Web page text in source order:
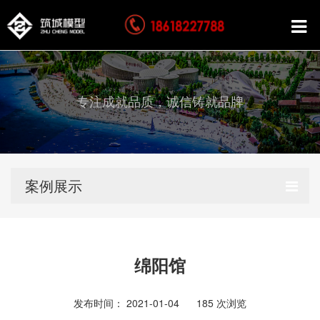
专注成就品质，诚信铸就品牌
案例展示
绵阳馆
发布时间： 2021-01-04 185 次浏览